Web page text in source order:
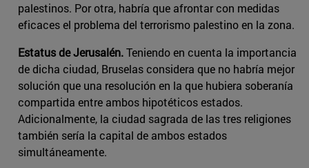
palestinos. Por otra, habría que afrontar con medidas
eficaces el problema del terrorismo palestino en la zona.
Estatus de Jerusalén.Teniendo en cuenta la importancia
de dicha ciudad, Bruselas considera que no habría mejor
solución que una resolución en la que hubiera soberanía
compartida entre ambos hipotéticos estados.
Adicionalmente, la ciudad sagrada de las tres religiones
también sería la capital de ambos estados
simultáneamente.